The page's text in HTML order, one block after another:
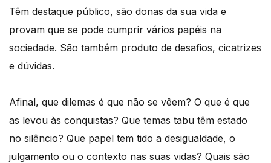
Têm destaque público, são donas da sua vida e
provam que se pode cumprir vários papéis na
sociedade. São também produto de desafios, cicatrizes
e dúvidas.
Afinal, que dilemas é que não se vêem? O que é que
as levou às conquistas? Que temas tabu têm estado
no silêncio? Que papel tem tido a desigualdade, o
julgamento ou o contexto nas suas vidas? Quais são